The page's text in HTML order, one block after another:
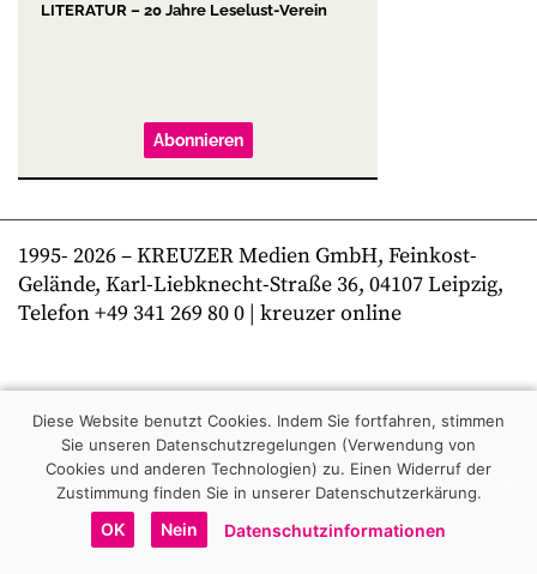
LITERATUR – 20 Jahre Leselust-Verein
Abonnieren
1995- 2026– KREUZER Medien GmbH, Feinkost-
Gelände, Karl-Liebknecht-Straße 36, 04107 Leipzig,
Telefon +49 341 269 80 0 | kreuzer online
Diese Website benutzt Cookies. Indem Sie fortfahren, stimmen
Sie unseren Datenschutzregelungen (Verwendung von
Cookies und anderen Technologien) zu. Einen Widerruf der
Zustimmung finden Sie in unserer Datenschutzerkärung.
OK Nein Datenschutzinformationen